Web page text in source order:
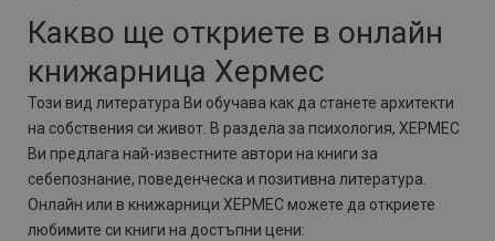
Какво ще откриете в онлайн
книжарница Хермес
Този вид литература Ви обучава как да станете архитекти
на собствения си живот. В раздела за психология, ХЕРМЕС
Ви предлага най-известните автори на книги за
себепознание, поведенческа и позитивна литература.
Онлайн или в книжарници ХЕРМЕС можете да откриете
любимите си книги на достъпни цени: